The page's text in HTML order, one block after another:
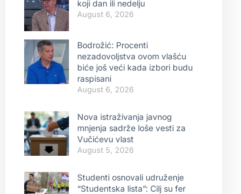
koji dan ili nedelju
August 6, 2026
Bodrožić: Procenti
nezadovoljstva ovom vlašću
biće još veći kada izbori budu
raspisani
August 6, 2026
Nova istraživanja javnog
mnjenja sadrže loše vesti za
Vučićevu vlast
August 5, 2026
Studenti osnovali udruženje
“Studentska lista”: Cilj su fer